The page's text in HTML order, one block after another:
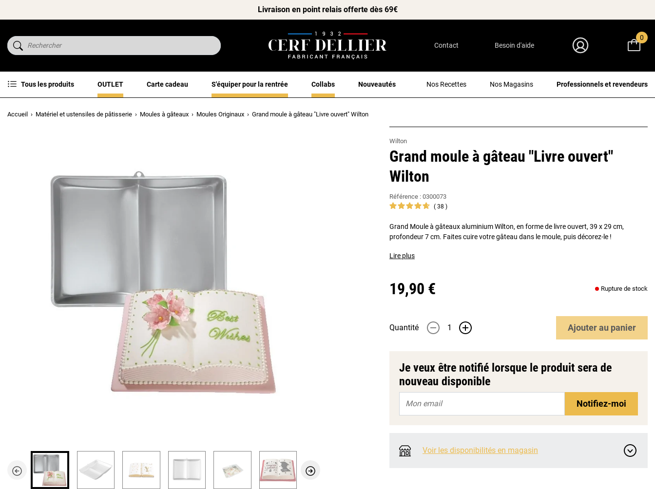
Livraison en point relais offerte dès 69€
Contact Besoin d'aide
0
Tous les produits OUTLET Carte cadeau S'équiper pour la rentrée Collabs Nouveautés Nos Recettes Nos Magasins Professionnels et revendeurs
Accueil Matériel et ustensiles de pâtisserie Moules à gâteaux Moules Originaux Grand moule à gâteau "Livre ouvert" Wilton
Wilton
Grand moule à gâteau "Livre ouvert"
Wilton
Référence : 0300073
38
Grand Moule à gâteaux aluminium Wilton, en forme de livre ouvert, 39 x 29 cm,
profondeur 7 cm. Faites cuire votre gâteau dans le moule, puis décorez-le !
Lire plus
19,90 € Rupture de stock
Quantité - + Ajouterau panier
Je veux être notifié lorsque le produit sera de
nouveau disponible
Notifiez-moi
Voir les disponibilités en magasin